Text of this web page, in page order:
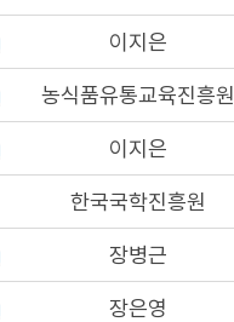
이지은
농식품유통교육진흥원
이지은
한국국학진흥원
장병근
장은영